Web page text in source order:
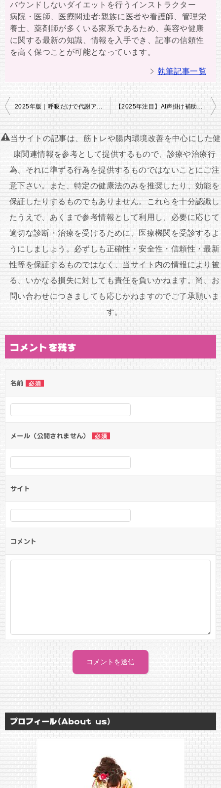
バウンドしないダイエットを行うインストラクター
病院・医師、医療関連者:親族に医者や看護師、管理栄
養士、薬剤師が多くいる家系であるため、美容や健康
に関する最新の知識、情報を入手でき、記事の信頼性
を高く保つことが可能となっています。
執筆記事一覧
投
ナ
ゲ
ー
シ
ョ
ン
2025年版｜呼吸だけで代謝アップ？サーマルブレス・ダイエット完全ガイド 【2025年注目】AI声掛け補助×日常動作カロリー最適化ダイエット｜無理なく続く“話しかけるだけ減量法”とは？
当サイトの記事は、筋トレや腸内環境改善を中心にした健
康関連情報を参考として提供するもので、診療や治療行
為、それに準ずる行為を提供するものではないことにご注
意下さい。また、特定の健康法のみを推奨したり、効能を
保証したりするものでもありません。これらを十分認識し
たうえで、あくまで参考情報として利用し、必要に応じて
適切な診断・治療を受けるために、医療機関を受診するよ
うにしましょう。必ずしも正確性・安全性・信頼性・最新
性等を保証するものではなく、当サイト内の情報により被
る、いかなる損失に対しても責任を負いかねます。尚、お
問い合わせにつきましても応じかねますのでご了承願いま
す。
コメントを残す
名前 必須
メール（公開されません） 必須
サイト
コメント
プロフィール(About us)